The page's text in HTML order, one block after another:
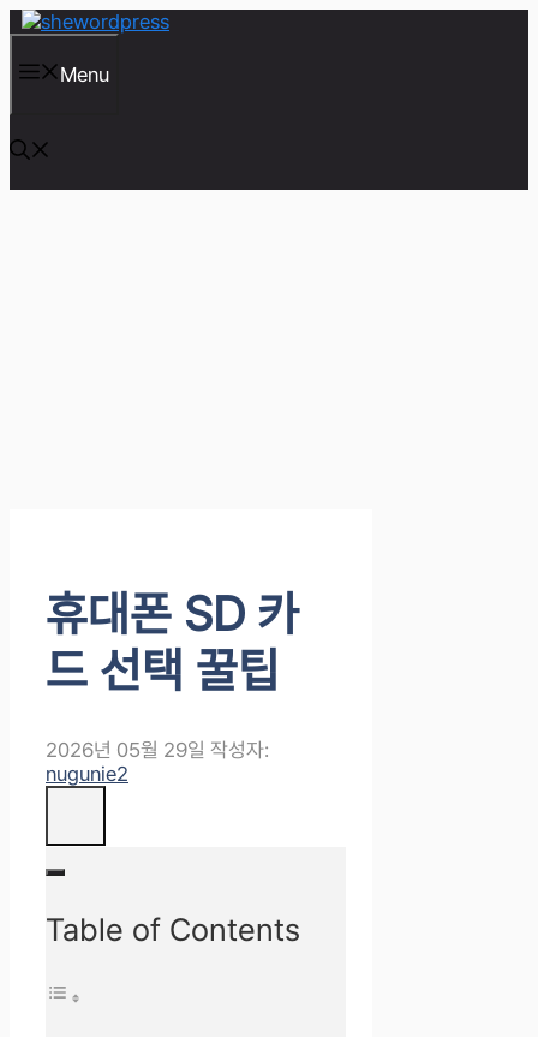
컨
츠
건
너
뛰
기
Menu
휴대폰 SD 카
드 선택 꿀팁
2026년 05월 29일 작성자:
nugunie2
Table of Contents